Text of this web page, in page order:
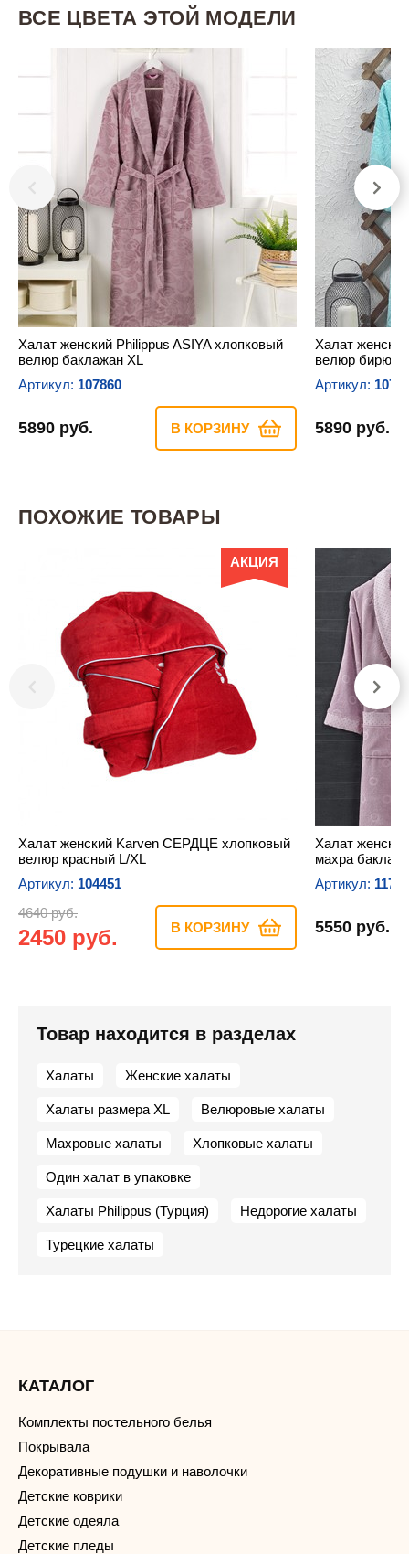
ВСЕ ЦВЕТА ЭТОЙ МОДЕЛИ
Халат женский Philippus ASIYA хлопковый
велюр баклажан XL
Артикул: 107860
5890 руб. В КОРЗИНУ
Халат
велюр
Артикул:
5890 руб.
ПОХОЖИЕ ТОВАРЫ
АКЦИЯ
Халат женский Karven СЕРДЦЕ хлопковый
велюр красный L/XL
Артикул: 104451
4640 руб.
2450 руб. В КОРЗИНУ
Халат
махра
Артикул:
5550 руб.
Товар находится в разделах
Халаты Женские халаты
Халаты размера XL Велюровые халаты
Махровые халаты Хлопковые халаты
Один халат в упаковке
Халаты Philippus (Турция) Недорогие халаты
Турецкие халаты
КАТАЛОГ
Комплекты постельного белья
Покрывала
Декоративные подушки и наволочки
Детские коврики
Детские одеяла
Детские пледы